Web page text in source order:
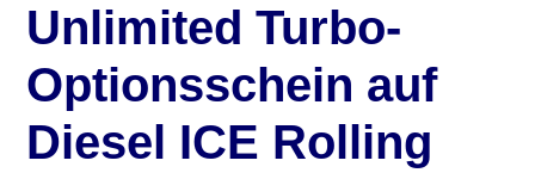
Unlimited Turbo-
Optionsschein auf
Diesel ICE Rolling